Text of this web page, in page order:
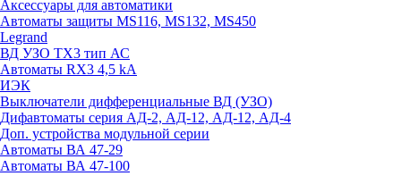
Аксессуары для автоматики
Автоматы защиты MS116, MS132, MS450
Legrand
ВД УЗО TX3 тип АС
Автоматы RX3 4,5 kA
ИЭК
Выключатели дифференциальные ВД (УЗО)
Дифавтоматы серия АД-2, АД-12, АД-12, АД-4
Доп. устройства модульной серии
Автоматы ВА 47-29
Автоматы ВА 47-100